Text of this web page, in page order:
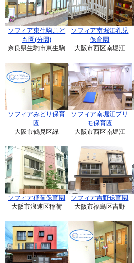
ソフィア東生駒こど
も園(分園)
奈良県生駒市東生駒
ソフィア南堀江乳児
保育園
大阪市西区南堀江
ソフィアみどり保育
園
大阪市鶴見区緑
ソフィア南堀江プリ
モ保育園
大阪市西区南堀江
ソフィア稲荷保育園
大阪市浪速区稲荷
ソフィア吉野保育園
大阪市福島区吉野